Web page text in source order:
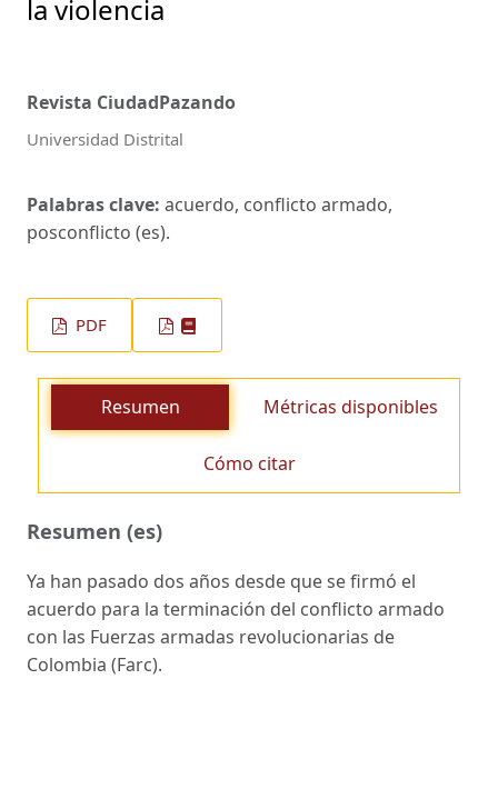
la violencia
Revista CiudadPazando
Universidad Distrital
Palabras clave: acuerdo, conflicto armado,
posconflicto (es).
PDF
Resumen Métricas disponibles
Cómo citar
Resumen (es)
Ya han pasado dos años desde que se firmó el
acuerdo para la terminación del conflicto armado
con las Fuerzas armadas revolucionarias de
Colombia (Farc).